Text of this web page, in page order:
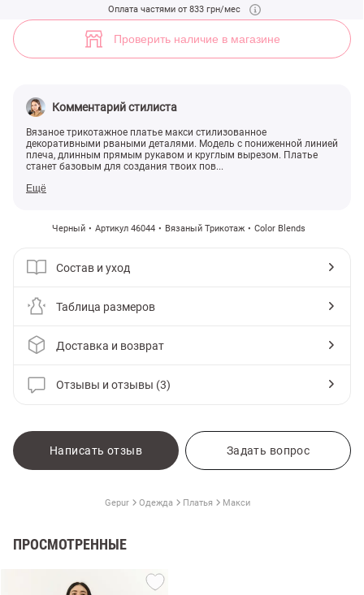
Оплата частями от 833 грн/мес
Проверить наличие в магазине
Комментарий стилиста
Вязаное трикотажное платье макси стилизованное
декоративными рваными деталями. Модель с пониженной линией
плеча, длинным прямым рукавом и круглым вырезом. Платье
станет базовым для создания твоих пов...
Ещё
Черный Артикул 46044 Вязаный Трикотаж Color Blends
Состав и уход
Таблица размеров
Доставка и возврат
Отзывы и отзывы (3)
Написать отзыв Задать вопрос
Gepur Одежда Платья Макси
ПРОСМОТРЕННЫЕ
Черное трикотажное платье с рваными деталями (арт. 46044) ♡